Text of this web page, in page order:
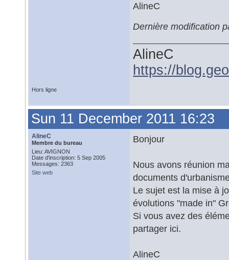
AlineC
Dernière modification
AlineC
https://
Hors ligne
Sun 11 December 2011 16:23
AlineC
Membre du bureau
Lieu: AVIGNON
Date d'inscription: 5 Sep 2005
Messages: 2363
Site web
Bonjour
Nous avons réunion
documents
Le sujet est la mise à
évolutions "made in"
Si vous avez des
partager ici.
AlineC